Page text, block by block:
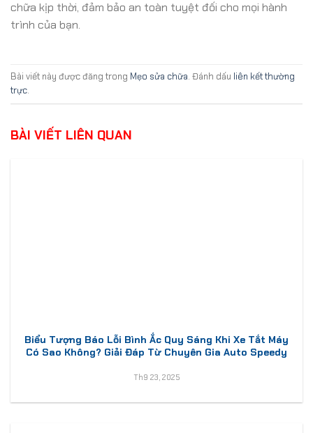
chữa kịp thời, đảm bảo an toàn tuyệt đối cho mọi hành
trình của bạn.
Bài viết này được đăng trong Mẹo sửa chữa. Đánh dấu liên kết thường
trực.
BÀI VIẾT LIÊN QUAN
Biểu Tượng Báo Lỗi Bình Ắc Quy Sáng Khi Xe Tắt Máy
Có Sao Không? Giải Đáp Từ Chuyên Gia Auto Speedy
Th9 23, 2025